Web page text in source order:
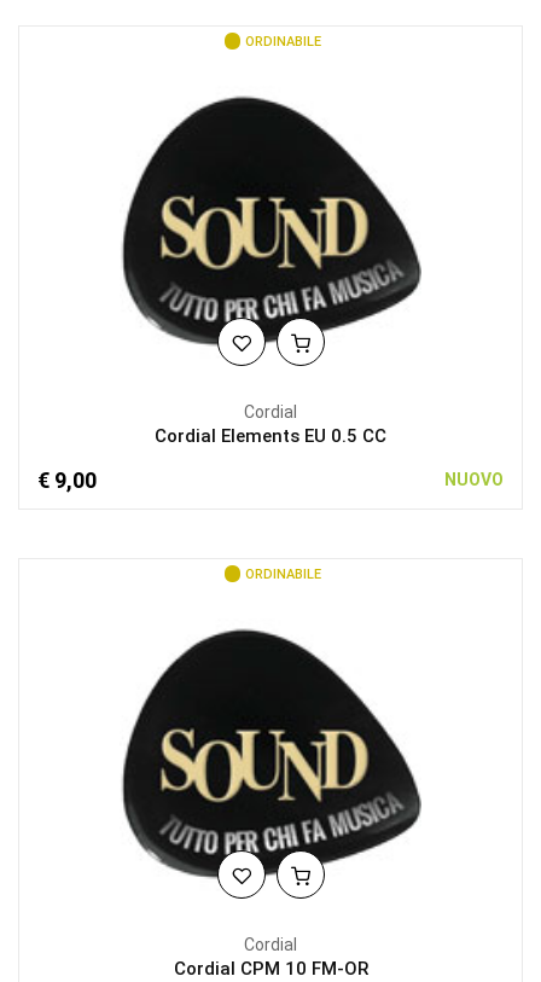
ORDINABILE
Cordial
Cordial Elements EU 0.5 CC
€ 9,00 NUOVO
ORDINABILE
Cordial
Cordial CPM 10 FM-OR